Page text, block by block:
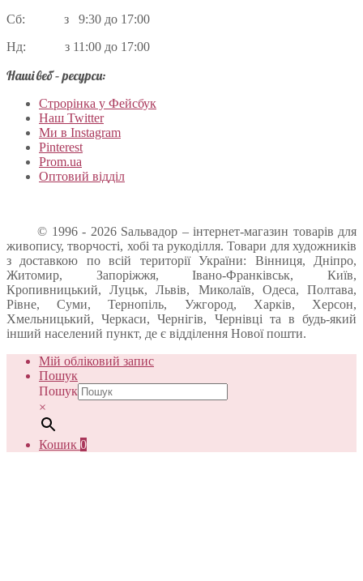
Сб: з 9:30 до 17:00
Нд: з 11:00 до 17:00
Наші веб – ресурси:
Строрінка у Фейсбук
Наш Twitter
Ми в Instagram
Pinterest
Prom.ua
Оптовий відділ
© 1996 - 2026 Sальвадор – інтернет-магазин товарів для
живопису, творчості, хобі та рукоділля. Товари для художників
з доставкою по всій території України: Вінниця, Дніпро,
Житомир, Запоріжжя, Івано-Франківськ, Київ,
Кропивницький, Луцьк, Львів, Миколаїв, Одеса, Полтава,
Рівне, Суми, Тернопіль, Ужгород, Харків, Херсон,
Хмельницький, Черкаси, Чернігів, Чернівці та в будь-який
інший населений пункт, де є відділення Нової пошти.
Мій обліковий запис
Пошук
Пошук
×
Кошик 0